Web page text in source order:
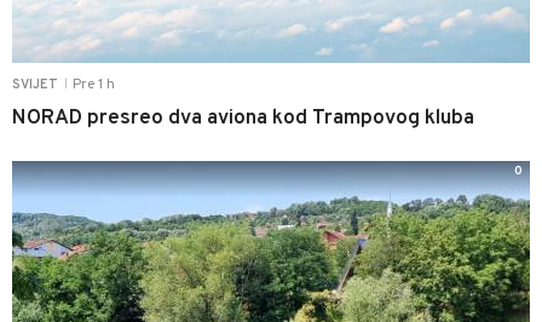
SVIJET Pre 1 h
NORAD presreo dva aviona kod Trampovog kluba
0